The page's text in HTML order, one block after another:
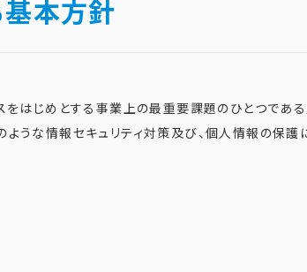
基本方針
をはじめとする事業上の最重要課題のひとつである
うな情報セキュリティ対策及び、個人情報の保護